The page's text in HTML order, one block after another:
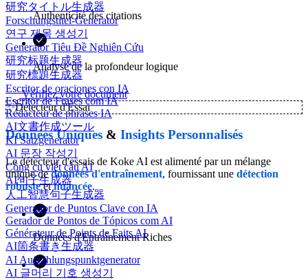
研究タイトル生成器
Forschungstitel-Generator
연구 제목 생성기
Generator Tiêu Đề Nghiên Cứu
研究标题生成器
研究標題生成器
Escritor de oraciones con IA
Escritor de Frases com IA
Rédacteur de phrases IA
AI文書作成ツール
KI Satzgenerator
AI 문장 작성기
Công cụ viết câu AI
AI句子生成器
人工智慧句子生成器
Generador de Puntos Clave con IA
Gerador de Pontos de Tópicos com AI
Générateur de Points de Faits AI
AI箇条書き生成器
AI Aufzählungspunktgenerator
AI 글머리 기호 생성기
Authenticité des citations
Analyse de la profondeur logique
Vérifiez votre document
✨Détecteur d'Essai
Données Uniques & Insights Personnalisés
Le détecteur d'essais de Koke AI est alimenté par un mélange
unique dedonnées d'entraînement, fournissant une détection
robusteetnuancée.
Données d'Entraînement Riches